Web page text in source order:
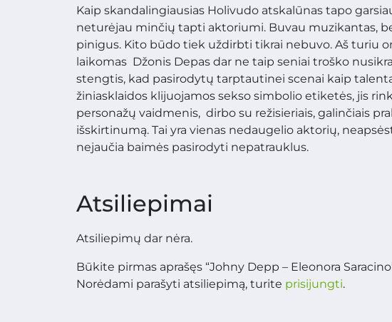
Kaip skandalingiausias Holivudo atskalūnas tapo
neturėjau minčių tapti aktoriumi. Buvau muzikantas,
pinigus. Kito būdo tiek uždirbti tikrai nebuvo. Aš turiu
laikomas Džonis Depas dar ne taip seniai troško
stengtis, kad pasirodytų tarptautinei scenai kaip
žiniasklaidos klijuojamos sekso simbolio etiketės, jis
personažų vaidmenis, dirbo su režisieriais, galinčiais
išskirtinumą. Tai yra vienas nedaugelio aktorių,
nejaučia baimės pasirodyti nepatrauklus.
Atsiliepimai
Atsiliepimų dar nėra.
Būkite pirmas aprašęs “Johny Depp – Eleonora
Norėdami parašyti atsiliepimą, turite prisijungti.